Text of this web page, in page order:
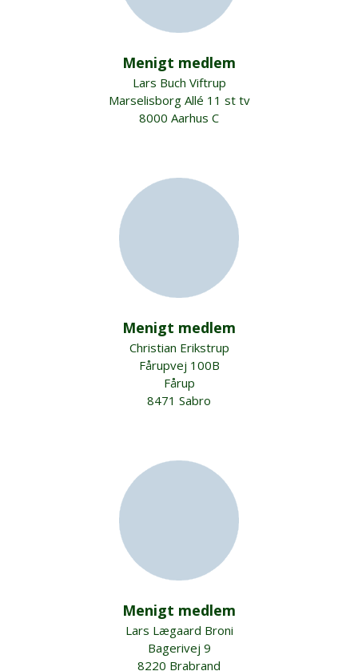
Menigt medlem
Lars Buch Viftrup
Marselisborg Allé 11 st tv
8000 Aarhus C
Menigt medlem
Christian Erikstrup
Fårupvej 100B
Fårup
8471 Sabro
Menigt medlem
Lars Lægaard Broni
Bagerivej 9
8220 Brabrand